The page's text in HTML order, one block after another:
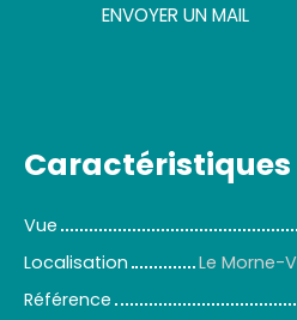
ENVOYER UN MAIL
Caractéristiques
Vue
Localisation
Le Morne-
Référence